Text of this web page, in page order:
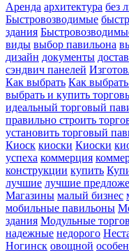
Аренда архитектура без
Быстровозводимые
здания
виды выбор павильона
дизайн документы
сэндвич панелей
Как выбрать Как
выбрать и купить
идеальный торговый
правильно строить
установить торговый
Киоск киоски Киоски
успеха коммерция
конструкции купить
лучшие лучшие
Магазины малый бизнес
мобильные павильоны
здания Модульные
надежные недорого
Ногинск овощной